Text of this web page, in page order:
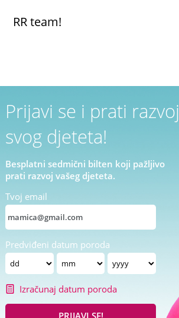
RR team!
Prijavi se i prati razvoj
svog djeteta!
Besplatni sedmični bilten koji pažljivo
prati razvoj vašeg djeteta.
Tvoj email
Predviđeni datum poroda
Izračunaj datum poroda